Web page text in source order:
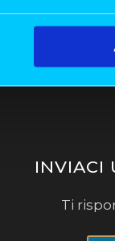
INVIACI
Ti